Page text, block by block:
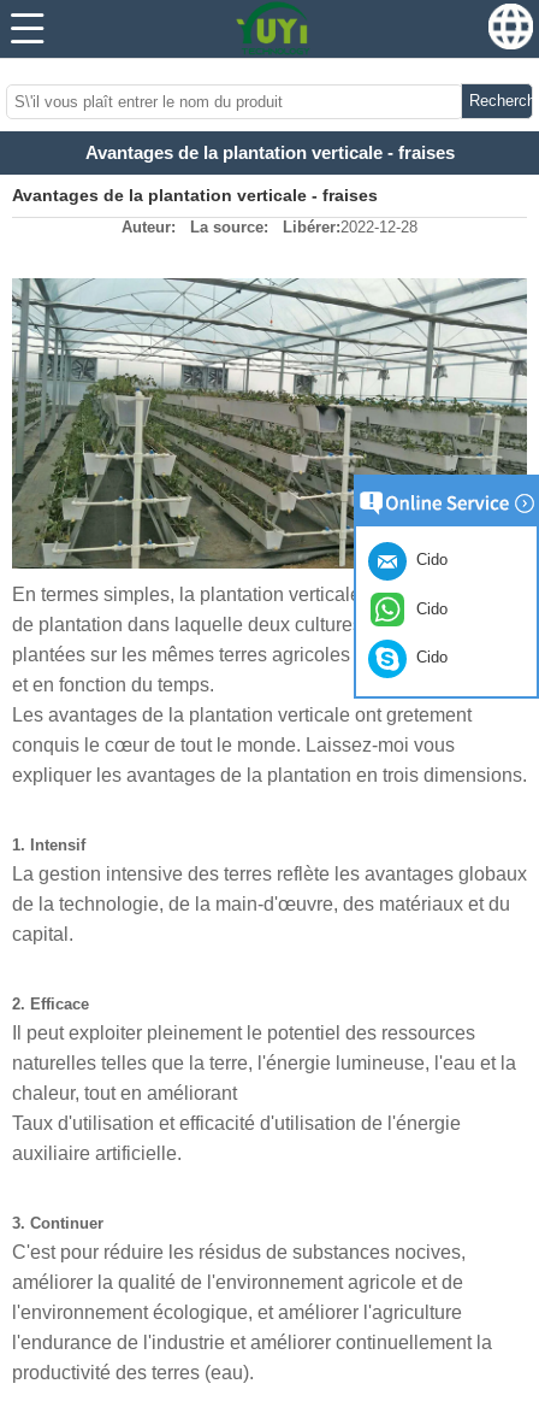
......
Avantages de la plantation verticale - fraises
Avantages de la plantation verticale - fraises
Auteur: La source: Libérer:2022-12-28
En termes simples, la plantation verticale est une méthode
de plantation dans laquelle deux cultures ou plus sont
plantées sur les mêmes terres agricoles à plusieurs niveaux
et en fonction du temps.
Les avantages de la plantation verticale ont gretement
conquis le cœur de tout le monde. Laissez-moi vous
expliquer les avantages de la plantation en trois dimensions.
1. Intensif
La gestion intensive des terres reflète les avantages globaux
de la technologie, de la main-d'œuvre, des matériaux et du
capital.
2. Efficace
Il peut exploiter pleinement le potentiel des ressources
naturelles telles que la terre, l'énergie lumineuse, l'eau et la
chaleur, tout en améliorant
Taux d'utilisation et efficacité d'utilisation de l'énergie
auxiliaire artificielle.
3. Continuer
C'est pour réduire les résidus de substances nocives,
améliorer la qualité de l'environnement agricole et de
l'environnement écologique, et améliorer l'agriculture
l'endurance de l'industrie et améliorer continuellement la
productivité des terres (eau).
Cido
Cido
Cido